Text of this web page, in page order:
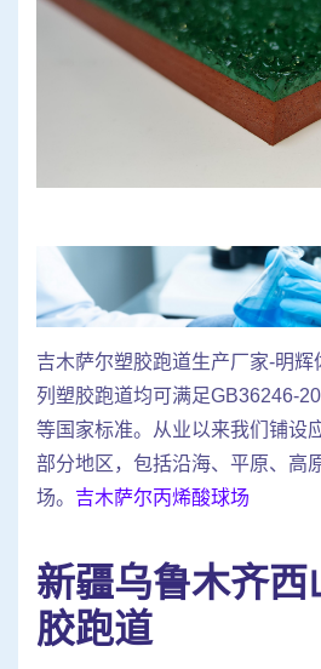
吉木萨尔塑胶跑道生产厂家-明辉
列塑胶跑道均可满足GB36246-
等国家标准。从业以来我们铺设
部分地区，包括沿海、平原、高
场。 吉木萨尔丙烯酸球场
新疆乌鲁木齐西
胶跑道